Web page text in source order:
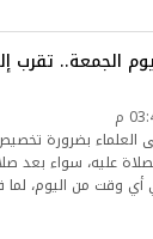
الجمعة.. تقرب
العلماء بضرورة
عليه، سواء بعد
أي وقت من اليوم،